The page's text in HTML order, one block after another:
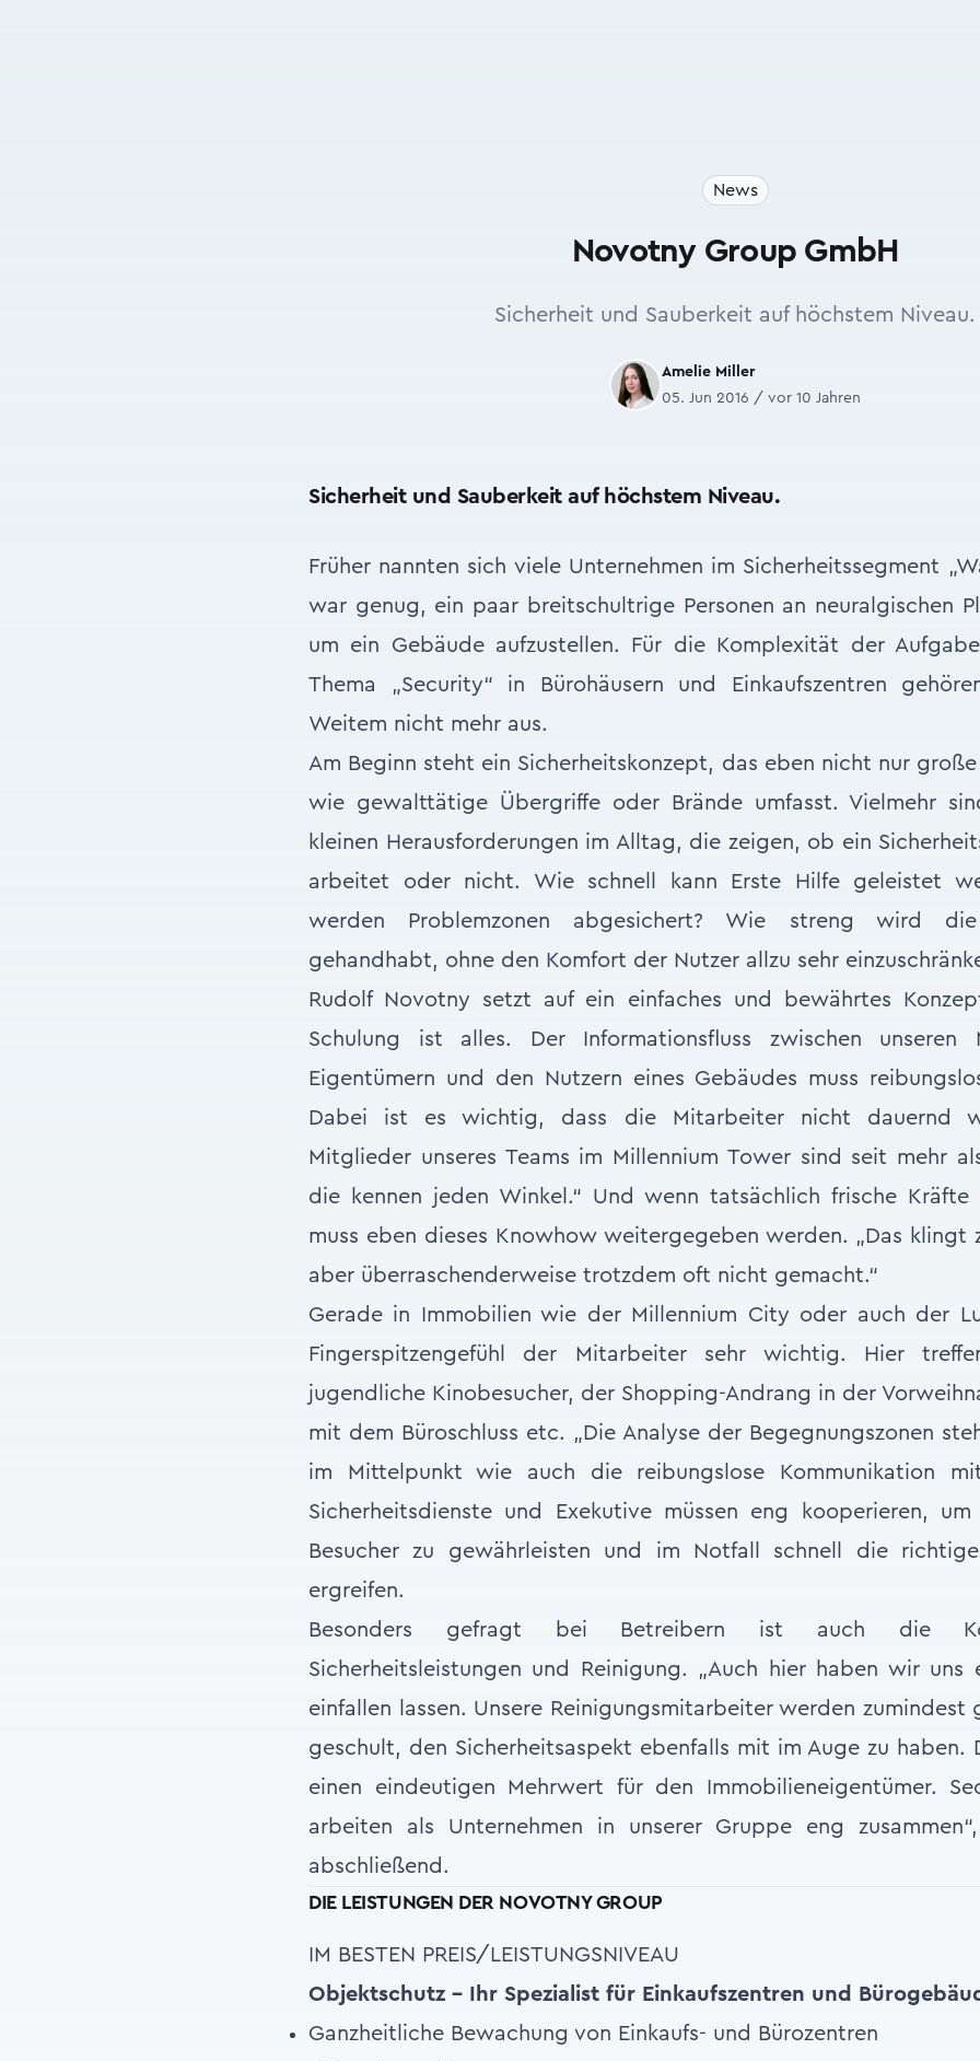
News
Novotny Group GmbH
Sicherheit und Sauberkeit auf höchstem Niveau.
Amelie Miller
05. Jun 2016 / vor 10 Jahren
Sicherheit und Sauberkeit auf höchstem Niveau.
Früher nannten sich viele Unternehmen im Sicherheitssegment
war genug, ein paar breitschultrige Personen an neuralgischen
um ein Gebäude aufzustellen. Für die Komplexität der
Thema „Security“ in Bürohäusern und Einkaufszentren
Weitem nicht mehr aus.
Am Beginn steht ein Sicherheitskonzept, das eben nicht nur
wie gewalttätige Übergriffe oder Brände umfasst. Vielmehr
kleinen Herausforderungen im Alltag, die zeigen, ob ein
arbeitet oder nicht. Wie schnell kann Erste Hilfe geleistet
werden Problemzonen abgesichert? Wie streng wird die
gehandhabt, ohne den Komfort der Nutzer allzu sehr
Rudolf Novotny setzt auf ein einfaches und bewährtes
Schulung ist alles. Der Informationsfluss zwischen unseren
Eigentümern und den Nutzern eines Gebäudes muss
Dabei ist es wichtig, dass die Mitarbeiter nicht dauernd
Mitglieder unseres Teams im Millennium Tower sind seit mehr
die kennen jeden Winkel.“ Und wenn tatsächlich frische
muss eben dieses Knowhow weitergegeben werden. „Das
aber überraschenderweise trotzdem oft nicht gemacht.“
Gerade in Immobilien wie der Millennium City oder auch der
Fingerspitzengefühl der Mitarbeiter sehr wichtig. Hier
jugendliche Kinobesucher, der Shopping-Andrang in der
mit dem Büroschluss etc. „Die Analyse der Begegnungszonen
im Mittelpunkt wie auch die reibungslose Kommunikation
Sicherheitsdienste und Exekutive müssen eng kooperieren,
Besucher zu gewährleisten und im Notfall schnell die
ergreifen.
Besonders gefragt bei Betreibern ist auch die
Sicherheitsleistungen und Reinigung. „Auch hier haben wir uns
einfallen lassen. Unsere Reinigungsmitarbeiter werden zumindest
geschult, den Sicherheitsaspekt ebenfalls mit im Auge zu haben.
einen eindeutigen Mehrwert für den Immobilieneigentümer.
arbeiten als Unternehmen in unserer Gruppe eng
abschließend.
DIE LEISTUNGEN DER NOVOTNY GROUP
IM BESTEN PREIS/LEISTUNGSNIVEAU
Objektschutz - Ihr Spezialist für Einkaufszentren und
Ganzheitliche Bewachung von Einkaufs- und Bürozentren